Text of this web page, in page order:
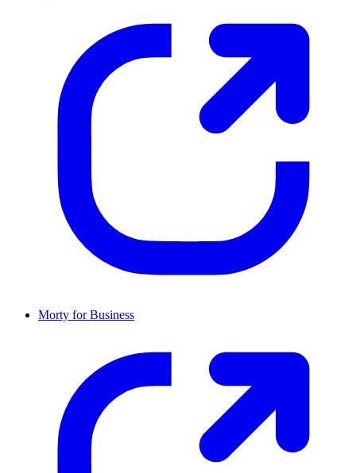
Morty for Business